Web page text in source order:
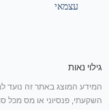
עצמאי
גילוי נאות
המידע המוצג באתר זה נועד
השקעתי, פנסיוני או מס מכל